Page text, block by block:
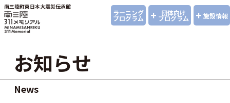
南三陸町東日本大震災伝承館
ラーニング
プログラム + 団体向け
プログラム + 施設情報
お知らせ
News